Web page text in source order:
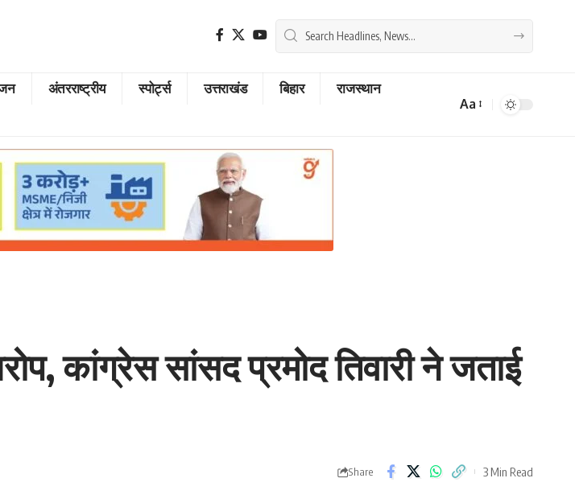
अंतरराष्ट्रीय स्पोर्ट्स उत्तराखंड बिहार
राजस्थान
Font
Aa
कांग्रेस सांसद प्रमोद तिवारी ने जताई
Share 3 Min Read